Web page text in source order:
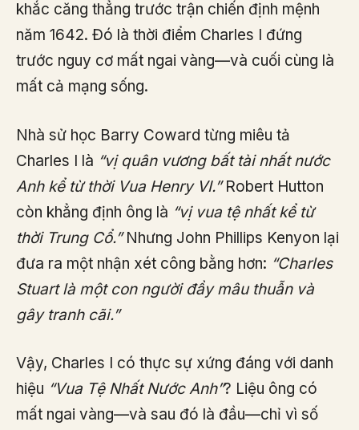
khắc căng thẳng trước trận chiến định mệnh
năm 1642. Đó là thời điểm Charles I đứng
trước nguy cơ mất ngai vàng—và cuối cùng là
mất cả mạng sống.
Nhà sử học Barry Coward từng miêu tả
Charles I là “vị quân vương bất tài nhất nước
Anh kể từ thời Vua Henry VI.”Robert Hutton
còn khẳng định ông là “vị vua tệ nhất kể từ
thời Trung Cổ.”Nhưng John Phillips Kenyon lại
đưa ra một nhận xét công bằng hơn: “Charles
Stuart là một con người đầy mâu thuẫn và
gây tranh cãi.”
Vậy, Charles I có thực sự xứng đáng với danh
hiệu “Vua Tệ Nhất Nước Anh”? Liệu ông có
mất ngai vàng—và sau đó là đầu—chỉ vì số